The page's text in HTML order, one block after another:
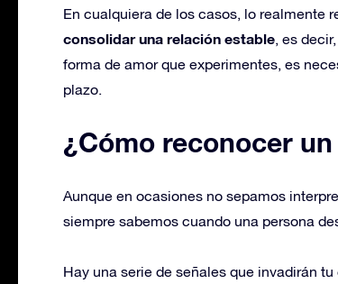
En cualquiera de los casos, lo realmente
consolidar una relación estable, es
forma de amor que experimentes, es
plazo.
¿Cómo reconocer
Aunque en ocasiones no sepamos
siempre sabemos cuando una persona
Hay una serie de señales que invadirán